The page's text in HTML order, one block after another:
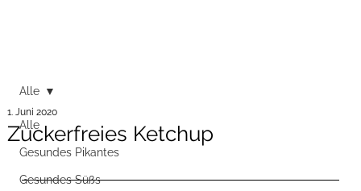
Alle
Gesundes Pikantes
Gesundes Süßs
Alle
Zuckerfreies Ketchup
1. Juni 2020